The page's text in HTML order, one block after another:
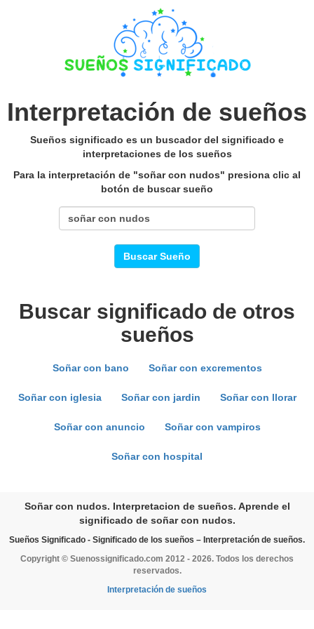
Interpretación de sueños
Sueños significado es un buscador del significado e
interpretaciones de los sueños
Para la interpretación de "soñar con nudos" presiona clic al
botón de buscar sueño
Buscar Sueño
Buscar significado de otros
sueños
Soñar con bano Soñar con excrementos
Soñar con iglesia Soñar con jardin Soñar con llorar
Soñar con anuncio Soñar con vampiros
Soñar con hospital
Soñar con nudos. Interpretacion de sueños. Aprende el
significado de soñar con nudos.
Sueños Significado - Significado de los sueños – Interpretación de sueños.
Copyright © Suenossignificado.com 2012 - 2026. Todos los derechos
reservados.
Interpretación de sueños